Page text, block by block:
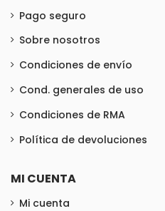
Pago seguro
Sobre nosotros
Condiciones de envío
Cond. generales de uso
Condiciones de RMA
Política de devoluciones
MI CUENTA
Mi cuenta